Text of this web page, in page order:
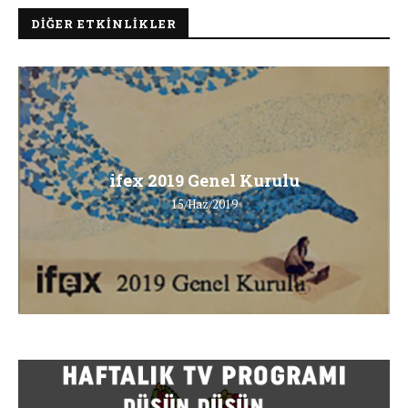
DIĞER ETKINLIKLER
ifex 2019 Genel Kurulu
15/Haz/2019